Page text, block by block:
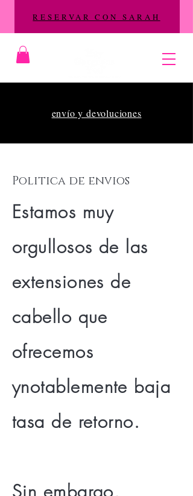
RESERVAR CON SARAH
envío y devoluciones
Politica de envios
Estamos muy
orgullosos de las
extensiones de
cabello que
ofrecemos
ynotablemente baja
tasa de retorno.
Sin embargo,